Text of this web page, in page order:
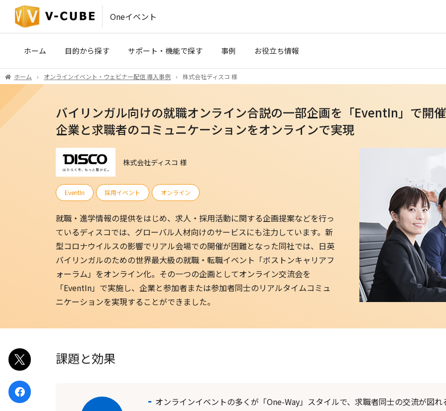
Oneイベント
ホーム 目的から探す
IR・SRコミュニケーション
医療・製薬・学術イベント
サポート・機能で探す
PLATINUM STUDIO（東京）
ROYAL STUDIO（大阪）
VCP
V-CUBE セミナー
EventIn
Zoom ウェビナー
事例 お役立ち情報
ホーム オンラインイベント・ウェビナー配信 導入事例 株式会社ディスコ 様
バイリンガル向けの就職オンライン合説の一部企画を「EventIn」で開催
企業と求職者のコミュニケーションをオンラインで実現
株式会社ディスコ 様
EventIn 採用イベント オンライン
就職・進学情報の提供をはじめ、求人・採用活動に関する企画提案などを行っ
ているディスコでは、グローバル人材向けのサービスにも注力しています。新
型コロナウイルスの影響でリアル会場での開催が困難となった同社では、日英
バイリンガルのための世界最大級の就職・転職イベント「ボストンキャリアフ
ォーラム」をオンライン化。その一つの企画としてオンライン交流会を
「EventIn」で実施し、企業と参加者または参加者同士のリアルタイムコミュ
ニケーションを実現することができました。
ポスト
シェア
課題と効果
オンラインイベントの多くが「One-Way」スタイルで、求職者同士の交流が図れ